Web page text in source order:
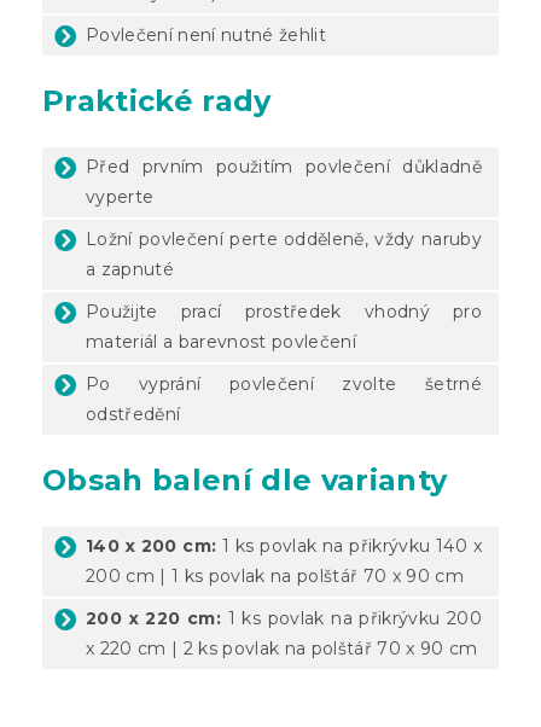
Povlečení není nutné žehlit
Praktické rady
Před prvním použitím povlečení důkladně
vyperte
Ložní povlečení perte odděleně, vždy naruby
a zapnuté
Použijte prací prostředek vhodný pro
materiál a barevnost povlečení
Po vyprání povlečení zvolte šetrné
odstředění
Obsah balení dle varianty
140 x 200 cm: 1 ks povlak na přikrývku 140 x
200 cm | 1 ks povlak na polštář 70 x 90 cm
200 x 220 cm: 1 ks povlak na přikrývku 200
x 220 cm | 2 ks povlak na polštář 70 x 90 cm